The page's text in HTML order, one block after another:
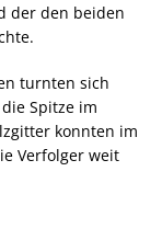
der den beiden
turnten sich
Spitze im
konnten im
Verfolger weit